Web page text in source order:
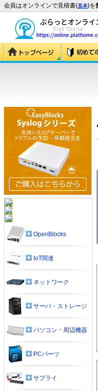
会員はオンラインで見積書(見本)を
OpenBlocks
IoT関連
ネットワーク
サーバ・ストレージ
パソコン・周辺機器
PCパーツ
サプライ